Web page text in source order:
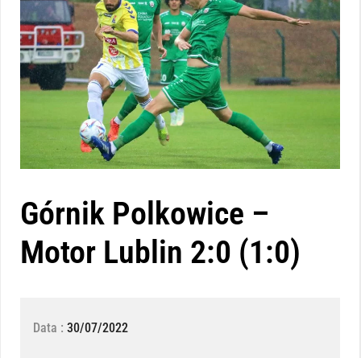
Górnik Polkowice –
Motor Lublin 2:0 (1:0)
Data : 30/07/2022